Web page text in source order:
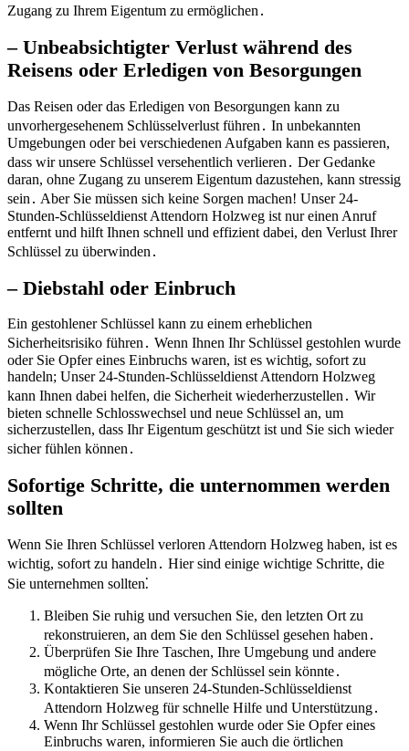
Zugang zu Ihrem Eigentum zu ermöglichen․
– Unbeabsichtigter Verlust während des
Reisens oder Erledigen von Besorgungen
Das Reisen oder das Erledigen von Besorgungen kann zu
unvorhergesehenem Schlüsselverlust führen․ In unbekannten
Umgebungen oder bei verschiedenen Aufgaben kann es passieren,
dass wir unsere Schlüssel versehentlich verlieren․ Der Gedanke
daran, ohne Zugang zu unserem Eigentum dazustehen, kann stressig
sein․ Aber Sie müssen sich keine Sorgen machen!​ Unser 24-
Stunden-Schlüsseldienst Attendorn Holzweg ist nur einen Anruf
entfernt und hilft Ihnen schnell und effizient dabei, den Verlust Ihrer
Schlüssel zu überwinden․
– Diebstahl oder Einbruch
Ein gestohlener Schlüssel kann zu einem erheblichen
Sicherheitsrisiko führen․ Wenn Ihnen Ihr Schlüssel gestohlen wurde
oder Sie Opfer eines Einbruchs waren, ist es wichtig, sofort zu
handeln; Unser 24-Stunden-Schlüsseldienst Attendorn Holzweg
kann Ihnen dabei helfen, die Sicherheit wiederherzustellen․ Wir
bieten schnelle Schlosswechsel und neue Schlüssel an, um
sicherzustellen, dass Ihr Eigentum geschützt ist und Sie sich wieder
sicher fühlen können․
Sofortige Schritte, die unternommen werden
sollten
Wenn Sie Ihren Schlüssel verloren Attendorn Holzweg haben, ist es
wichtig, sofort zu handeln․ Hier sind einige wichtige Schritte, die
Sie unternehmen sollten⁚
Bleiben Sie ruhig und versuchen Sie, den letzten Ort zu
rekonstruieren, an dem Sie den Schlüssel gesehen haben․
Überprüfen Sie Ihre Taschen, Ihre Umgebung und andere
mögliche Orte, an denen der Schlüssel sein könnte․
Kontaktieren Sie unseren 24-Stunden-Schlüsseldienst
Attendorn Holzweg für schnelle Hilfe und Unterstützung․
Wenn Ihr Schlüssel gestohlen wurde oder Sie Opfer eines
Einbruchs waren, informieren Sie auch die örtlichen